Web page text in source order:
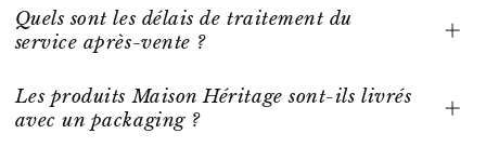
Quels sont les délais de traitement du
service après-vente ?
Les produits Maison Héritage sont-ils livrés
avec un packaging ?